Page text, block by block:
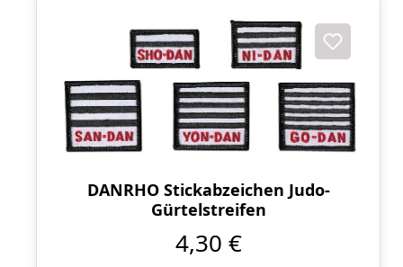
DANRHO Stickabzeichen Judo-
Gürtelstreifen
4,30 €